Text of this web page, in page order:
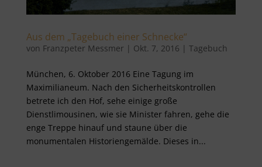
Aus dem „Tagebuch einer Schnecke“
von Franzpeter Messmer | Okt. 7, 2016 | Tagebuch
München, 6. Oktober 2016 Eine Tagung im
Maximilianeum. Nach den Sicherheitskontrollen
betrete ich den Hof, sehe einige große
Dienstlimousinen, wie sie Minister fahren, gehe die
enge Treppe hinauf und staune über die
monumentalen Historiengemälde. Dieses in...